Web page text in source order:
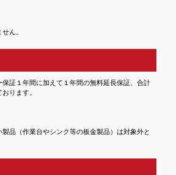
ん。
証１年間に加えて１年間の無料延長保証、合計
ります。
品（作業台やシンク等の板金製品）は対象外と